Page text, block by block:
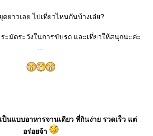
ยาวเลย ไปเที่ยวไหนกันบ้างเอ๋ย?
ระมัดระวังในการขับรถ และเที่ยวให้สนุกนะค่ะ
นแบบอาหารจานเดียว ที่กินง่าย รวดเร็ว แต่
อร่อยจ้า